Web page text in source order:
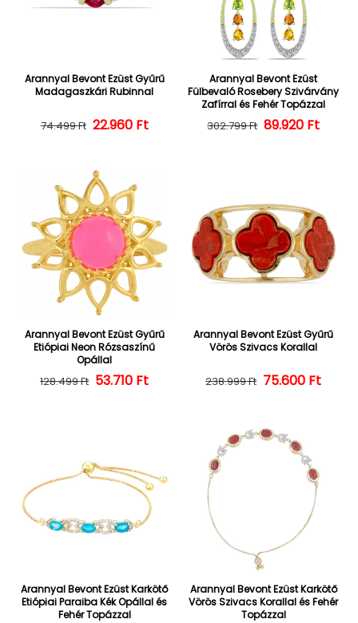
Arannyal Bevont Ezüst Gyűrű
Madagaszkári Rubinnal
Normál ár
74.499 Ft Kedvezményes ár
22.960 Ft
Arannyal Bevont Ezüst
Fülbevaló Rosebery Szivárvány
Zafírral és Fehér Topázzal
Normál ár
302.799 Ft 89.920 Ft
Arannyal Bevont Ezüst Gyűrű
Etiópiai Neon Rózsaszínű
Opállal
Normál ár
128.499 Ft Kedvezményes ár
53.710 Ft
Arannyal Bevont Ezüst Gyűrű
Vörös Szivacs Korallal
Normál ár
238.999 Ft 75.600 Ft
Arannyal Bevont Ezüst Karkötő
Etiópiai Paraiba Kék Opállal és
Fehér Topázzal
Arannyal Bevont Ezüst Karkötő
Vörös Szivacs Korallal és Fehér
Topázzal